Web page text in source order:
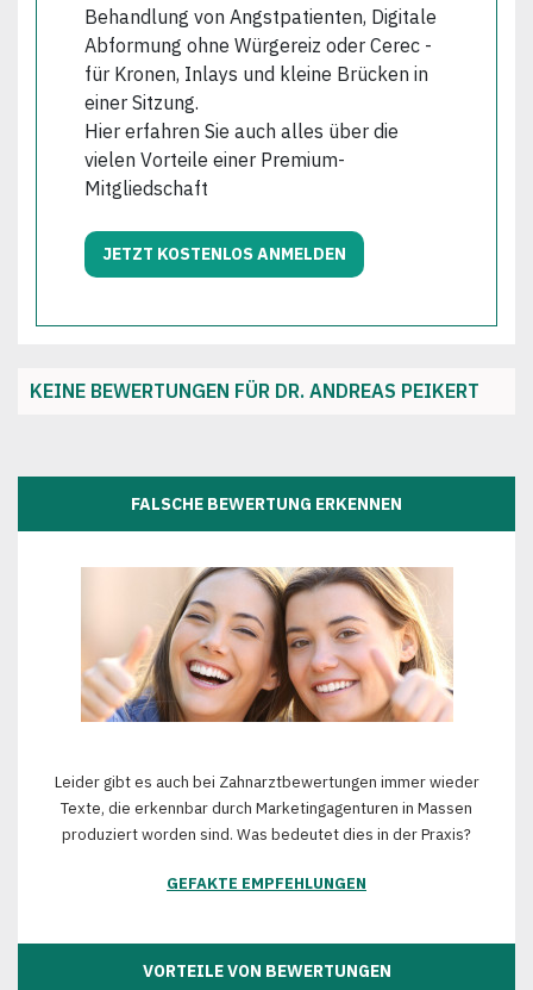
Behandlung von Angstpatienten, Digitale
Abformung ohne Würgereiz oder Cerec -
für Kronen, Inlays und kleine Brücken in
einer Sitzung.
Hier erfahren Sie auch alles über die
vielen Vorteile einer Premium-
Mitgliedschaft
JETZT KOSTENLOS ANMELDEN
KEINE BEWERTUNGEN FÜR DR. ANDREAS PEIKERT
FALSCHE BEWERTUNG ERKENNEN
Leider gibt es auch bei Zahnarztbewertungen immer wieder
Texte, die erkennbar durch Marketingagenturen in Massen
produziert worden sind. Was bedeutet dies in der Praxis?
GEFAKTE EMPFEHLUNGEN
VORTEILE VON BEWERTUNGEN